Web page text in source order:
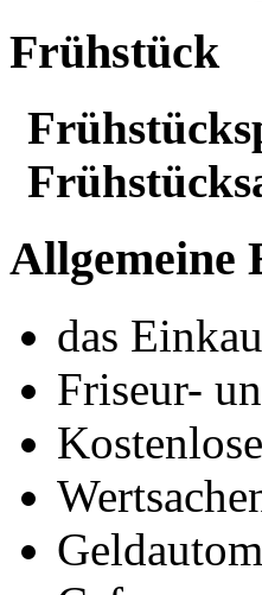
Frühstück
Allgemeine
das
Friseur-